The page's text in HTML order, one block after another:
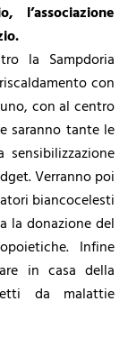
l’associazione
la Sampdoria
con
con al centro
saranno tante le
Verranno poi
biancocelesti
la donazione del
Infine
in casa della
da malattie